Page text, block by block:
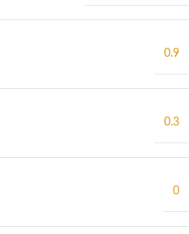
0.9
0.3
0